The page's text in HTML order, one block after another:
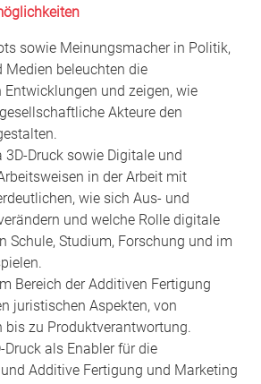
sowie Meinungsmacher in Politik,
Medien beleuchten die
und zeigen, wie
Akteure den
Druck sowie Digitale und
in der Arbeit mit
wie sich Aus- und
und welche Rolle digitale
Schule, Studium, Forschung und im
Bereich der Additiven Fertigung
juristischen Aspekten, von
bis zu Produktverantwortung.
Druck als Enabler für die
Additive Fertigung und Marketing